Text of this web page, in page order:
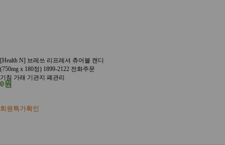
[Health N] 브레쓰 리프레셔 츄어블 캔디
(750mg x 180정) 1899-2122 전화주문
기침 가래 기관지 폐관리
0원
회원특가확인